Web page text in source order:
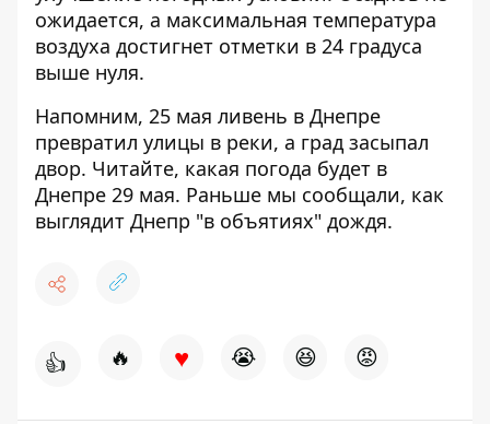
ожидается, а максимальная температура
воздуха достигнет отметки в 24 градуса
выше нуля.
Напомним, 25 мая ливень в Днепре
превратил улицы в реки, а град засыпал
двор. Читайте, какая погода будет в
Днепре 29 мая. Раньше мы сообщали, как
выглядит Днепр "в объятиях" дождя.
👍 🔥 ♥ 😭 😆 😡